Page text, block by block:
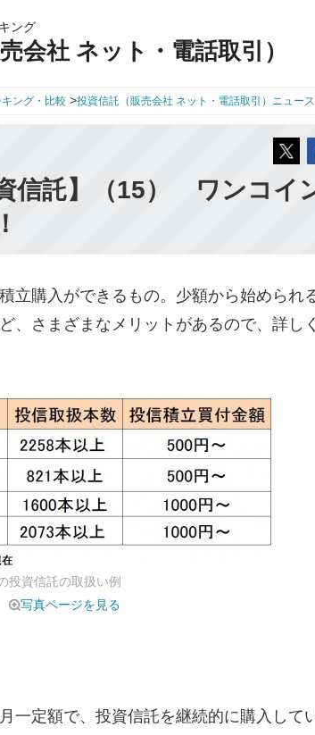
ング
会社 ネット・電話取引）
ング・比較 >投資信託（販売会社 ネット・電話取引）ニュース
信託】（15） ワンコイ
立購入ができるもの。少額から始められ
、さまざまなメリットがあるので、詳し
投資信託の取扱い例
写真ページを見る
一定額で、投資信託を継続的に購入して